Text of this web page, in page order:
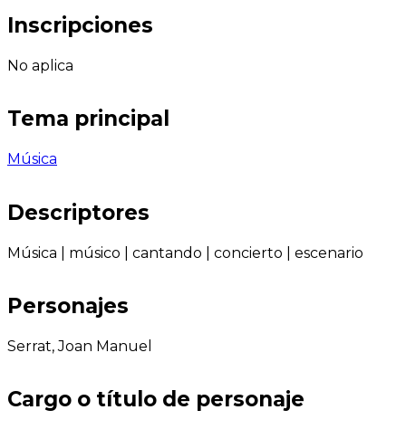
Inscripciones
No aplica
Tema principal
Música
Descriptores
Música músico cantando concierto escenario
Personajes
Serrat, Joan Manuel
Cargo o título de personaje